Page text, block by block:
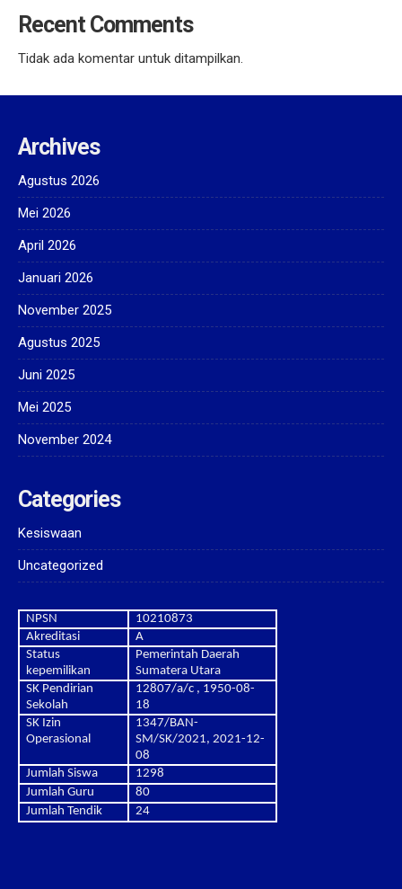
Recent Comments
Tidak ada komentar untuk ditampilkan.
Archives
Agustus 2026
Mei 2026
April 2026
Januari 2026
November 2025
Agustus 2025
Juni 2025
Mei 2025
November 2024
Categories
Kesiswaan
Uncategorized
NPSN
10210873
Akreditasi
A
Status
kepemilikan
Pemerintah Daerah
Sumatera Utara
SK Pendirian
Sekolah
12807/a/c , 1950-08-
18
SK Izin
Operasional
1347/BAN-
SM/SK/2021, 2021-12-
08
Jumlah Siswa
1298
Jumlah Guru
80
Jumlah Tendik
24